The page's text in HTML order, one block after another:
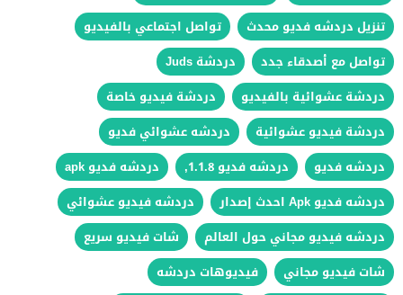
تنزيل دردشه فديو محدث
تواصل اجتماعي بالفيديو
تواصل مع أصدقاء جدد
دردشة Juds
دردشة عشوائية بالفيديو
دردشة فيديو خاصة
دردشة فيديو عشوائية
دردشه عشوائي فديو
دردشه فديو
دردشه فديو 1.1.8,
دردشه فديو apk
دردشه فديو Apk احدث إصدار
دردشه فيديو عشوائي
دردشه فيديو مجاني حول العالم
شات فيديو سريع
شات فيديو مجاني
فيديوهات دردشه